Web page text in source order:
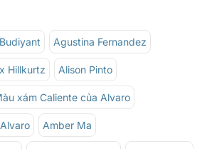
Agustina Fernandez
Hillkurtz Alison Pinto
xám Caliente của Alvaro
Amber Ma